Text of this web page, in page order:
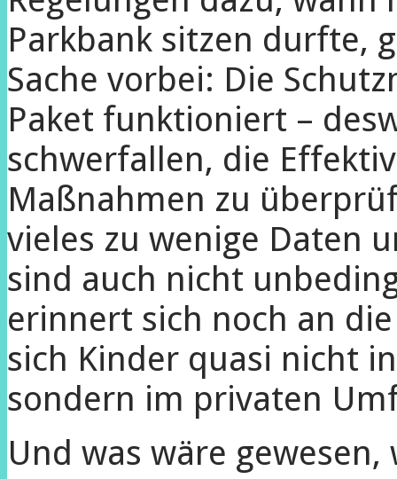
Parkbank sitzen durfte,
Sache vorbei: Die
Paket funktioniert –
schwerfallen, die
Maßnahmen zu
vieles zu wenige Daten
sind auch nicht
erinnert sich noch an
sich Kinder quasi nicht
sondern im privaten
Und was wäre gewesen,